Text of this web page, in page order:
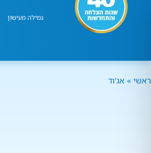
גמילה מעישון
ראשי » אג'וד